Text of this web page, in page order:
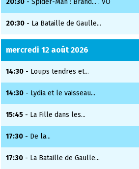
20:30 - Spider-Man : Brand... . VO
20:30 - La Bataille de Gaulle...
mercredi 12 août 2026
14:30 - Loups tendres et...
14:30 - Lydia et le vaisseau...
15:45 - La Fille dans les...
17:30 - De la...
17:30 - La Bataille de Gaulle...